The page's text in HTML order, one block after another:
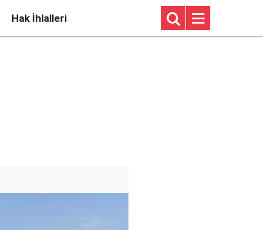
Hak İhlalleri